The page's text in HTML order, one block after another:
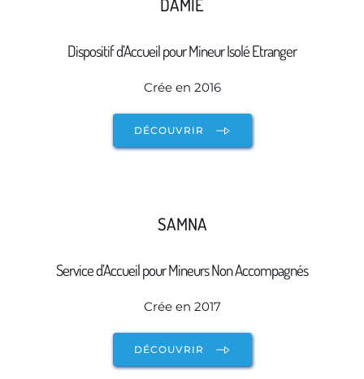
DAMIE
Dispositif d’Accueil pour Mineur Isolé Etranger
Crée en 2016
DÉCOUVRIR
SAMNA
Service d’Accueil pour Mineurs Non Accompagnés
Crée en 2017
DÉCOUVRIR